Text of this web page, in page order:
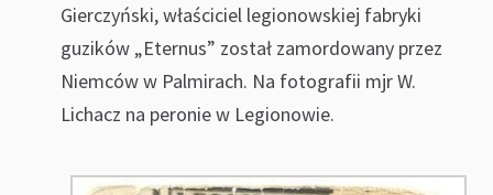
Gierczyński, właściciel legionowskiej fabryki
guzików „Eternus” został zamordowany przez
Niemców w Palmirach. Na fotografii mjr W.
Lichacz na peronie w Legionowie.